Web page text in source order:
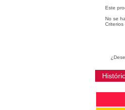
Este
No se
Criterios